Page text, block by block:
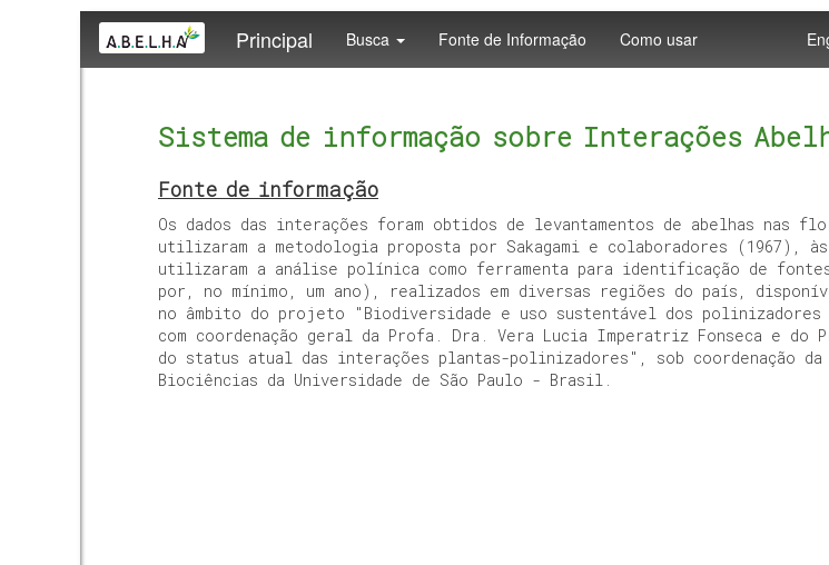
Principal Busca Fonte de Informação Como usar
Sistema de informação sobre Interações
Fonte de informação
Os dados das interações foram obtidos de levantamentos de abelhas nas
utilizaram a metodologia proposta por Sakagami e colaboradores (1967),
utilizaram a análise polínica como ferramenta para identificação de
por, no mínimo, um ano), realizados em diversas regiões do país,
no âmbito do projeto "Biodiversidade e uso sustentável dos polinizadores
com coordenação geral da Profa. Dra. Vera Lucia Imperatriz Fonseca e
do status atual das interações plantas-polinizadores", sob
Biociências da Universidade de São Paulo - Brasil.